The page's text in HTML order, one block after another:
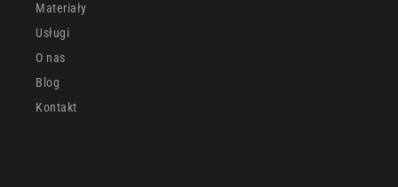
Materiały
Usługi
O nas
Blog
Kontakt